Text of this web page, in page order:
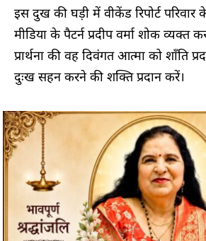
इस दुख की घड़ी में वीकेंड रिपोर्ट
मीडिया के पैटर्न प्रदीप वर्मा शोक व्यक्त
प्रार्थना की वह दिवंगत आत्मा को शाँति
दुःख सहन करने की शक्ति प्रदान करें।